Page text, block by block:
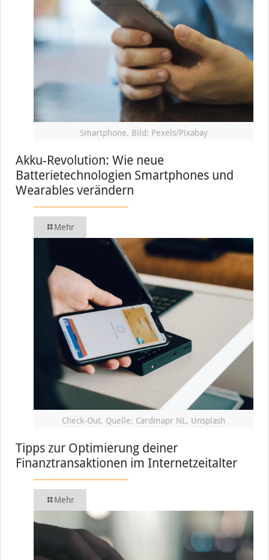
Smartphone, Bild: Pexels/Pixabay
Akku-Revolution: Wie neue
Batterietechnologien Smartphones und
Wearables verändern
Mehr
Check-Out, Quelle: Cardmapr NL, Unsplash
Tipps zur Optimierung deiner
Finanztransaktionen im Internetzeitalter
Mehr